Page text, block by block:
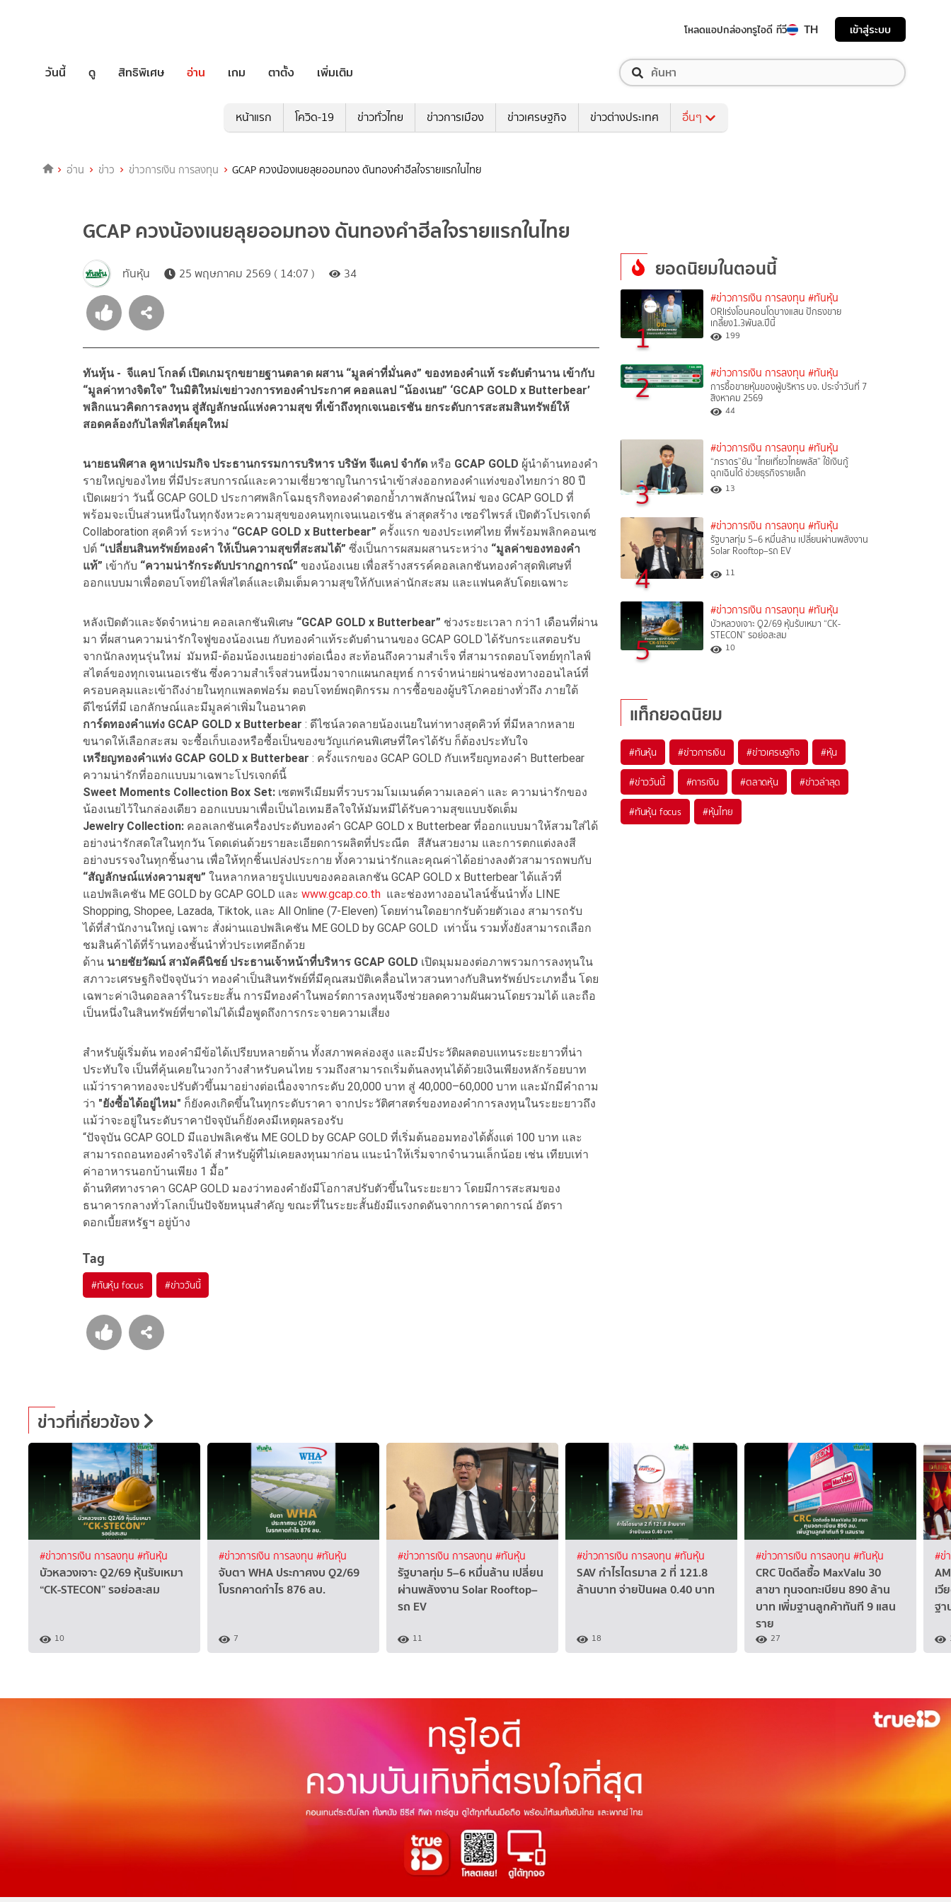
โหลดแอปกล่องทรูไอดี ทีวี TH เข้าสู่ระบบ
วันนี้ ดู สิทธิพิเศษ อ่าน เกม ตาตั้ง เพิ่มเติม
หน้าแรก โควิด-19 ข่าวทั่วไทย ข่าวการเมือง ข่าวเศรษฐกิจ ข่าวต่างประเทศ อื่นๆ
อ่าน ข่าว ข่าวการเงิน การลงทุน GCAP ควงน้องเนยลุยออมทอง ดันทองคำฮีลใจรายแรกในไทย
GCAP ควงน้องเนยลุยออมทอง ดันทองคำฮีลใจรายแรกในไทย
ทันหุ้น 25 พฤษภาคม 2569 ( 14:07 ) 34
ทันหุ้น - จีแคป โกลด์ เปิดเกมรุกขยายฐานตลาด ผสาน “มูลค่าที่มั่นคง” ของทองคำแท้ ระดับตำนาน เข้ากับ
“มูลค่าทางจิตใจ” ในมิติใหม่เขย่าวงการทองคำประกาศ คอลแลป “น้องเนย” ‘GCAP GOLD x Butterbear’
พลิกแนวคิดการลงทุน สู่สัญลักษณ์แห่งความสุข ที่เข้าถึงทุกเจเนอเรชัน ยกระดับการสะสมสินทรัพย์ให้
สอดคล้องกับไลฟ์สไตล์ยุคใหม่
นายธนพิศาล คูหาเปรมกิจ ประธานกรรมการบริหาร บริษัท จีแคป จำกัด หรือ GCAP GOLD ผู้นำด้านทองคำ
รายใหญ่ของไทย ที่มีประสบการณ์และความเชี่ยวชาญในการนำเข้าส่งออกทองคำแท่งของไทยกว่า 80 ปี
เปิดเผยว่า วันนี้ GCAP GOLD ประกาศพลิกโฉมธุรกิจทองคำตอกย้ำภาพลักษณ์ใหม่ ของ GCAP GOLD ที่
พร้อมจะเป็นส่วนหนึ่งในทุกจังหวะความสุขของคนทุกเจนเนอเรชัน ล่าสุดสร้าง เซอร์ไพรส์ เปิดตัวโปรเจกต์
Collaboration สุดคิวท์ ระหว่าง “GCAP GOLD x Butterbear” ครั้งแรก ของประเทศไทย ที่พร้อมพลิกคอนเซ
ปต์ “เปลี่ยนสินทรัพย์ทองคำ ให้เป็นความสุขที่สะสมได้” ซึ่งเป็นการผสมผสานระหว่าง “มูลค่าของทองคำ
แท้” เข้ากับ “ความน่ารักระดับปรากฏการณ์” ของน้องเนย เพื่อสร้างสรรค์คอลเลกชันทองคำสุดพิเศษที่
ออกแบบมาเพื่อตอบโจทย์ไลฟ์สไตล์และเติมเต็มความสุขให้กับเหล่านักสะสม และแฟนคลับโดยเฉพาะ
หลังเปิดตัวและจัดจำหน่าย คอลเลกชันพิเศษ “GCAP GOLD x Butterbear” ช่วงระยะเวลา กว่า1 เดือนที่ผ่าน
มา ที่ผสานความน่ารักใจฟูของน้องเนย กับทองคำแท้ระดับตำนานของ GCAP GOLD ได้รับกระแสตอบรับ
จากนักลงทุนรุ่นใหม่ มัมหมี-ด้อมน้องเนยอย่างต่อเนื่อง สะท้อนถึงความสำเร็จ ที่สามารถตอบโจทย์ทุกไลฟ์
สไตล์ของทุกเจนเนอเรชัน ซึ่งความสำเร็จส่วนหนึ่งมาจากแผนกลยุทธ์ การจำหน่ายผ่านช่องทางออนไลน์ที่
ครอบคลุมและเข้าถึงง่ายในทุกแพลตฟอร์ม ตอบโจทย์พฤติกรรม การซื้อของผู้บริโภคอย่างทั่วถึง ภายใต้
ดีไซน์ที่มี เอกลักษณ์และมีมูลค่าเพิ่มในอนาคต
การ์ดทองคำแท่ง GCAP GOLD x Butterbear : ดีไซน์ลวดลายน้องเนยในท่าทางสุดคิวท์ ที่มีหลากหลาย
ขนาดให้เลือกสะสม จะซื้อเก็บเองหรือซื้อเป็นของขวัญแก่คนพิเศษที่ใครได้รับ ก็ต้องประทับใจ
เหรียญทองคำแท่ง GCAP GOLD x Butterbear : ครั้งแรกของ GCAP GOLD กับเหรียญทองคำ Butterbear
ความน่ารักที่ออกแบบมาเฉพาะโปรเจกต์นี้
Sweet Moments Collection Box Set: เซตพรีเมียมที่รวบรวมโมเมนต์ความเลอค่า และ ความน่ารักของ
น้องเนยไว้ในกล่องเดียว ออกแบบมาเพื่อเป็นไอเทมฮีลใจให้มัมหมีได้รับความสุขแบบจัดเต็ม
Jewelry Collection: คอลเลกชันเครื่องประดับทองคำ GCAP GOLD x Butterbear ที่ออกแบบมาให้สวมใส่ได้
อย่างน่ารักสดใสในทุกวัน โดดเด่นด้วยรายละเอียดการผลิตที่ประณีต สีสันสวยงาม และการตกแต่งลงสี
อย่างบรรจงในทุกชิ้นงาน เพื่อให้ทุกชิ้นเปล่งประกาย ทั้งความน่ารักและคุณค่าได้อย่างลงตัวสามารถพบกับ
“สัญลักษณ์แห่งความสุข” ในหลากหลายรูปแบบของคอลเลกชัน GCAP GOLD x Butterbear ได้แล้วที่
แอปพลิเคชัน ME GOLD by GCAP GOLD และ www.gcap.co.th และช่องทางออนไลน์ชั้นนำทั้ง LINE
Shopping, Shopee, Lazada, Tiktok, และ All Online (7-Eleven) โดยท่านใดอยากรับด้วยตัวเอง สามารถรับ
ได้ที่สำนักงานใหญ่ เฉพาะ สั่งผ่านแอปพลิเคชัน ME GOLD by GCAP GOLD เท่านั้น รวมทั้งยังสามารถเลือก
ชมสินค้าได้ที่ร้านทองชั้นนำทั่วประเทศอีกด้วย
ด้าน นายชัยวัฒน์ สามัคคีนิชย์ ประธานเจ้าหน้าที่บริหาร GCAP GOLD เปิดมุมมองต่อภาพรวมการลงทุนใน
สภาวะเศรษฐกิจปัจจุบันว่า ทองคำเป็นสินทรัพย์ที่มีคุณสมบัติเคลื่อนไหวสวนทางกับสินทรัพย์ประเภทอื่น โดย
เฉพาะค่าเงินดอลลาร์ในระยะสั้น การมีทองคำในพอร์ตการลงทุนจึงช่วยลดความผันผวนโดยรวมได้ และถือ
เป็นหนึ่งในสินทรัพย์ที่ขาดไม่ได้เมื่อพูดถึงการกระจายความเสี่ยง
สำหรับผู้เริ่มต้น ทองคำมีข้อได้เปรียบหลายด้าน ทั้งสภาพคล่องสูง และมีประวัติผลตอบแทนระยะยาวที่น่า
ประทับใจ เป็นที่คุ้นเคยในวงกว้างสำหรับคนไทย รวมถึงสามารถเริ่มต้นลงทุนได้ด้วยเงินเพียงหลักร้อยบาท
แม้ว่าราคาทองจะปรับตัวขึ้นมาอย่างต่อเนื่องจากระดับ 20,000 บาท สู่ 40,000–60,000 บาท และมักมีคำถาม
ว่า "ยังซื้อได้อยู่ไหม" ก็ยังคงเกิดขึ้นในทุกระดับราคา จากประวัติศาสตร์ของทองคำการลงทุนในระยะยาวถึง
แม้ว่าจะอยู่ในระดับราคาปัจจุบันก็ยังคงมีเหตุผลรองรับ
“ปัจจุบัน GCAP GOLD มีแอปพลิเคชัน ME GOLD by GCAP GOLD ที่เริ่มต้นออมทองได้ตั้งแต่ 100 บาท และ
สามารถถอนทองคำจริงได้ สำหรับผู้ที่ไม่เคยลงทุนมาก่อน แนะนำให้เริ่มจากจำนวนเล็กน้อย เช่น เทียบเท่า
ค่าอาหารนอกบ้านเพียง 1 มื้อ”
ด้านทิศทางราคา GCAP GOLD มองว่าทองคำยังมีโอกาสปรับตัวขึ้นในระยะยาว โดยมีการสะสมของ
ธนาคารกลางทั่วโลกเป็นปัจจัยหนุนสำคัญ ขณะที่ในระยะสั้นยังมีแรงกดดันจากการคาดการณ์ อัตรา
ดอกเบี้ยสหรัฐฯ อยู่บ้าง
Tag
#ทันหุ้น focus #ข่าววันนี้
ยอดนิยมในตอนนี้
1
#ข่าวการเงิน การลงทุน #ทันหุ้น
ORIเร่งโอนคอนโดบางแสน ปักธงขาย
เกลี้ยง1.3พันล.ปีนี้
199
2 #ข่าวการเงิน การลงทุน #ทันหุ้น
การซื้อขายหุ้นของผู้บริหาร บจ. ประจำวันที่ 7
สิงหาคม 2569
44
3
#ข่าวการเงิน การลงทุน #ทันหุ้น
“ภราดร”ยัน “ไทยเที่ยวไทยพลัส” ใช้เงินกู้
ฉุกเฉินได้ ช่วยธุรกิจรายเล็ก
13
4
#ข่าวการเงิน การลงทุน #ทันหุ้น
รัฐบาลทุ่ม 5–6 หมื่นล้าน เปลี่ยนผ่านพลังงาน
Solar Rooftop–รถ EV
11
5
#ข่าวการเงิน การลงทุน #ทันหุ้น
บัวหลวงเจาะ Q2/69 หุ้นรับเหมา “CK-
STECON” รอย่อสะสม
10
แท็กยอดนิยม
#ทันหุ้น #ข่าวการเงิน #ข่าวเศรษฐกิจ #หุ้น
#ข่าววันนี้ #การเงิน #ตลาดหุ้น #ข่าวล่าสุด
#ทันหุ้น focus #หุ้นไทย
ข่าวที่เกี่ยวข้อง
#ข่าวการเงิน การลงทุน #ทันหุ้น
บัวหลวงเจาะ Q2/69 หุ้นรับเหมา
“CK-STECON” รอย่อสะสม
10
#ข่าวการเงิน การลงทุน #ทันหุ้น
จับตา WHA ประกาศงบ Q2/69
โบรกคาดกำไร 876 ลบ.
7
#ข่าวการเงิน การลงทุน #ทันหุ้น
รัฐบาลทุ่ม 5–6 หมื่นล้าน เปลี่ยน
ผ่านพลังงาน Solar Rooftop–
รถ EV
11
#ข่าวการเงิน การลงทุน #ทันหุ้น
SAV กำไรไตรมาส 2 ที่ 121.8
ล้านบาท จ่ายปันผล 0.40 บาท
18
#ข่าวการเงิน การลงทุน #ทันหุ้น
CRC ปิดดีลซื้อ MaxValu 30
สาขา ทุนจดทะเบียน 890 ล้าน
บาท เพิ่มฐานลูกค้าทันที 9 แสน
ราย
27
#ข่
เ
ฐ